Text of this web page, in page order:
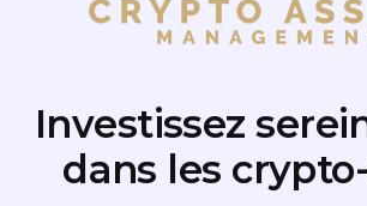
Investissez
dans les